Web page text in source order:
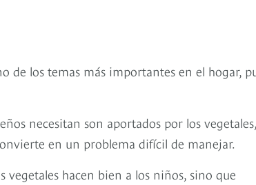
de los temas más importantes en el hogar,
necesitan son aportados por los vegetales,
en un problema difícil de manejar.
hacen bien a los niños, sino que